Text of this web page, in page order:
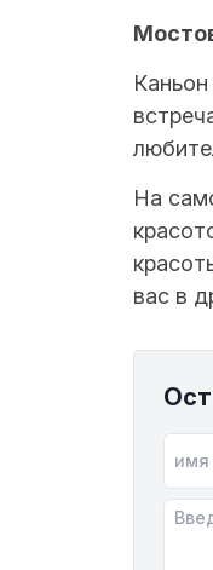
На
вас в